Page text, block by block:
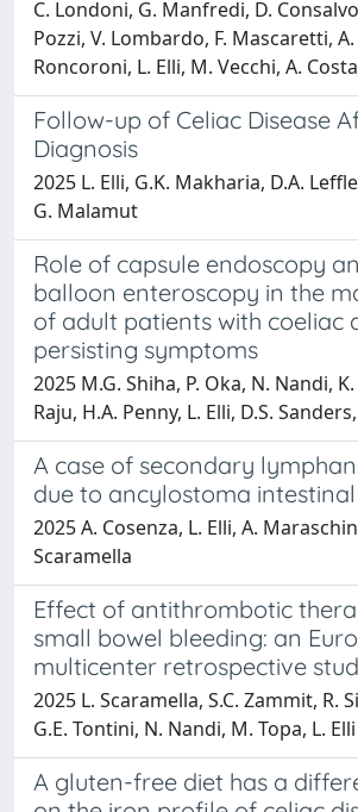
C. Londoni, G. Manfredi, D.
Pozzi, V. Lombardo, F. Mascaretti,
Roncoroni, L. Elli, M. Vecchi, A.
Follow-up of Celiac Disease
Diagnosis
2025 L. Elli, G.K. Makharia, D.A.
G. Malamut
Role of capsule endoscopy
balloon enteroscopy in the
of adult patients with coeliac
persisting symptoms
2025 M.G. Shiha, P. Oka, N. Nandi,
Raju, H.A. Penny, L. Elli, D.S.
A case of secondary
due to ancylostoma
2025 A. Cosenza, L. Elli, A.
Scaramella
Effect of antithrombotic
small bowel bleeding: an
multicenter retrospective
2025 L. Scaramella, S.C. Zammit, R.
G.E. Tontini, N. Nandi, M. Topa, L. Elli
A gluten-free diet has a